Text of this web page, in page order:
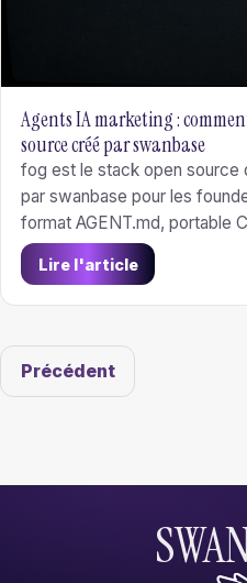
Agents IA marketing :
source créé par swanbase
fog est le stack open source
par swanbase pour les
format AGENT.md, portable
CLI et Gemini CLI. Apache 2.0.
Lire l'article
Précédent